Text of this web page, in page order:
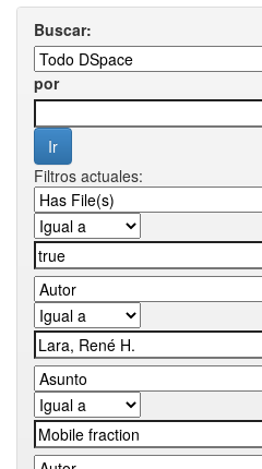
Buscar:
por
Filtros actuales: